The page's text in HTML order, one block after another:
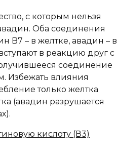
с которым нельзя
Оба соединения
B7 – в желтке, авадин – в
в реакцию друг с
соединение
Избежать влияния
только желтка
(авадин разрушается